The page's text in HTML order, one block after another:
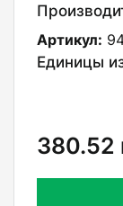
Артикул:
Единицы
380.52